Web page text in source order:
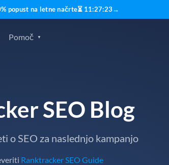
popust na letne načrte⏳ 11:27:21→
Pomoč
SEO Blog
o SEO za naslednjo kampanjo
Ranktracker SEO Guide